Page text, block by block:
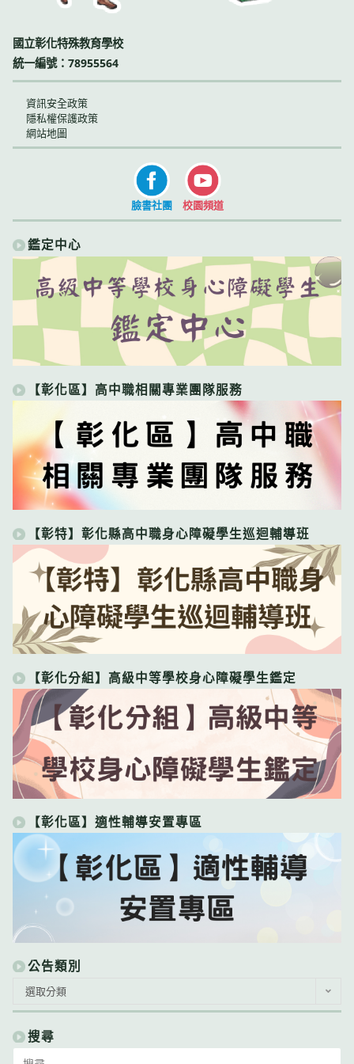
國立彰化特殊教育學校
統一編號：78955564
資訊安全政策
隱私權保護政策
網站地圖
臉書社團 校園頻道
鑑定中心
【彰化區】高中職相關專業團隊服務
【彰特】彰化縣高中職身心障礙學生巡迴輔導班
【彰化分組】高級中等學校身心障礙學生鑑定
【彰化區】適性輔導安置專區
公告類別
類
別
選取分類
搜尋